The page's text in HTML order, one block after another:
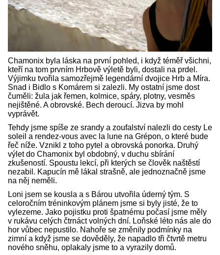
Chamonix byla láska na první pohled, i když téměř všichni,
kteří na tom prvním Hrbově výletě byli, dostali na prdel.
Výjimku tvořila samozřejmě legendární dvojice Hrb a Míra.
Snad i Bidlo s Komárem si zalezli. My ostatní jsme dost
čuměli: žula jak řemen, kolmice, spáry, plotny, vesměs
nejištěné. A obrovské. Bech deroucí. Jizva by mohl
vyprávět.
Tehdy jsme spíše ze srandy a zoufalství nalezli do cesty Le
soleil a rendez-vous avec la lune na Grépon, o které bude
řeč níže. Vznikl z toho pytel a obrovská ponorka. Druhý
výlet do Chamonix byl obdobný, v duchu sbírání
zkušeností. Spoustu lekcí, při kterých se člověk naštěstí
nezabil. Kapucín mě lákal strašně, ale jednoznačně jsme
na něj neměli.
Loni jsem se kousla a s Bárou utvořila úderný tým. S
celoročním tréninkovým plánem jsme si byly jisté, že to
vylezeme. Jako pojistku proti špatnému počasí jsme měly
v rukávu celých čtrnáct volných dní. Loňské léto nás ale do
hor vůbec nepustilo. Nahoře se změnily podmínky na
zimní a když jsme se dověděly, že napadlo tři čtvrtě metru
nového sněhu, oplakaly jsme to a vyrazily domů.